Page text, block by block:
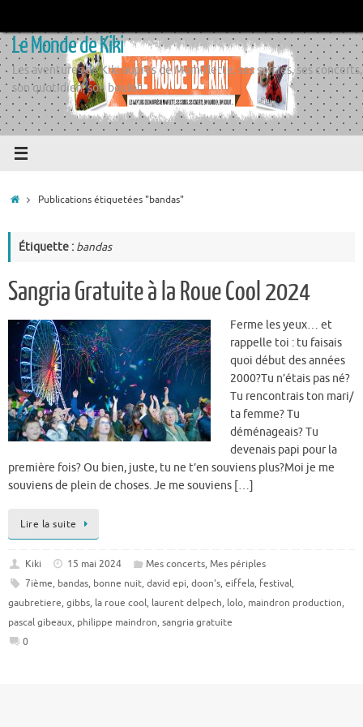
contenu
Le Monde de Kiki
Les aventures de Kiki auprès de Momiflette, ses sorties, ses concerts,
son quotidien, son boulot
AccueilPublications étiquetées "bandas"
Étiquette : bandas
Sangria Gratuite à la Roue Cool 2024
Ferme les yeux… et
rappelle toi : tu faisais
quoi début des années
2000?Tu n’étais pas né?
Tu rencontrais ton mari/
ta femme? Tu
déménageais? Tu
devenais papi pour la
première fois? Ou bien, juste, tu ne t’en souviens plus?Moi je me
souviens de plein de choses. Je me souviens […]
Lire la suite
Kiki 15 mai 2024 Mes concerts, Mes périples
7ième, bandas, bonne nuit, david epi, doon's, eiffela, festival,
gaubretiere, gibbs, la roue cool, laurent delpech, lolo, maindron production,
pascal gibeaux, philippe maindron, sangria gratuite
0